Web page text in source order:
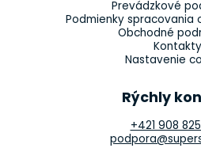
Prevádzkové
Podmienky spracovania
Obchodné
Kontakty
Nastavenie
Rýchly
+421 908